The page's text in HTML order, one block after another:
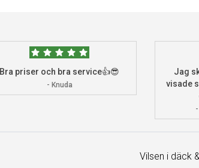
Bra priser och bra service👍😎
- Knuda
Jag
visade
Vilsen i däck